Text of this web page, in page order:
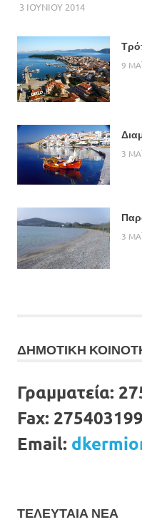
3 ΙΟΥΝΙΟΥ 2014ADMIN
9
3
3
ΔΗΜΟΤΙΚΗ
Γραμματεία:
Fax:
Email:
ΤΕΛΕΥΤΑΙΑ ΝΕΑ